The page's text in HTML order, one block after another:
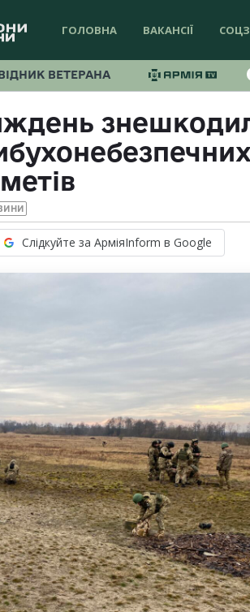
ГОЛОВНА ВАКАНСІЇ
ВЕТЕРАНА
Слідкуйте за АрміяInform в Google